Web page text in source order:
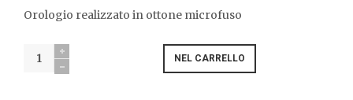
Orologio realizzato in ottone microfuso